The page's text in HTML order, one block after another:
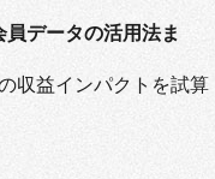
データの活用法ま
収益インパクトを試算